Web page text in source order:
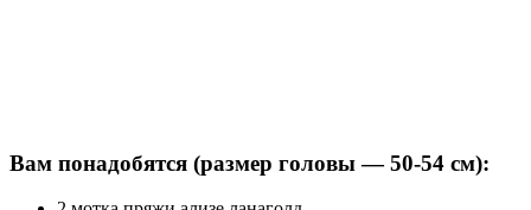
Вам понадобятся (размер головы — 50-54 см):